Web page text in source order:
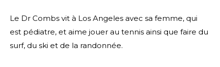
Le Dr Combs vit à Los Angeles avec sa femme, qui
est pédiatre, et aime jouer au tennis ainsi que faire du
surf, du ski et de la randonnée.